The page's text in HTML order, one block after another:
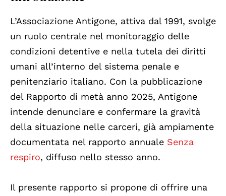
L’Associazione Antigone, attiva dal 1991, svolge
un ruolo centrale nel monitoraggio delle
condizioni detentive e nella tutela dei diritti
umani all’interno del sistema penale e
penitenziario italiano. Con la pubblicazione
del Rapporto di metà anno 2025, Antigone
intende denunciare e confermare la gravità
della situazione nelle carceri, già ampiamente
documentata nel rapporto annuale Senza
respiro, diffuso nello stesso anno.
Il presente rapporto si propone di offrire una